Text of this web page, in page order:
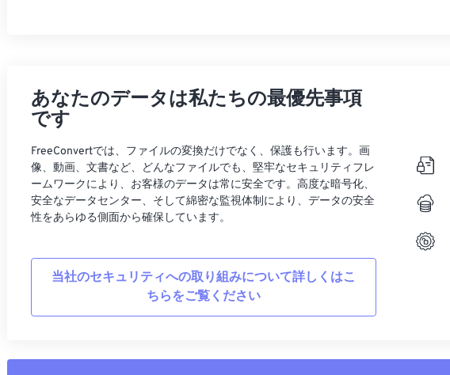
あなたのデータは私たちの最優先事項
です
FreeConvertでは、ファイルの変換だけでなく、保護も行います。画
像、動画、文書など、どんなファイルでも、堅牢なセキュリティフレ
ームワークにより、お客様のデータは常に安全です。高度な暗号化、
安全なデータセンター、そして綿密な監視体制により、データの安全
性をあらゆる側面から確保しています。
当社のセキュリティへの取り組みについて詳しくはこ
ちらをご覧ください